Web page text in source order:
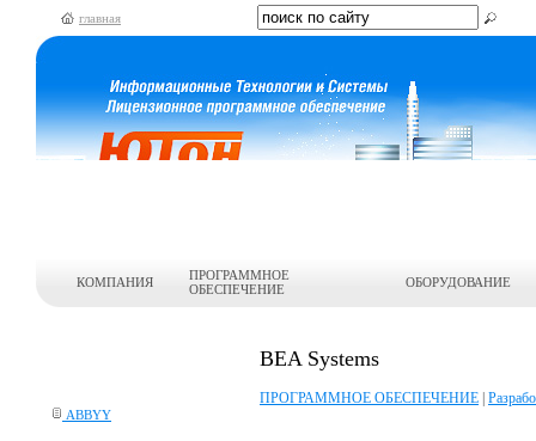
главная
КОМПАНИЯ
ПРОГРАММНОЕ
ОБЕСПЕЧЕНИЕ
ОБОРУДОВАНИЕ
ABBYY
BEA Systems
ПРОГРАММНОЕ ОБЕСПЕЧЕНИЕ